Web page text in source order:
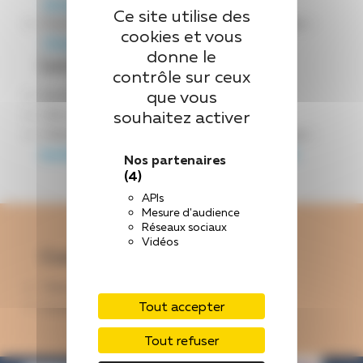
Ce site utilise des
cookies et vous
donne le
contrôle sur ceux
que vous
souhaitez activer
Nos partenaires
(4)
APIs
Mesure d'audience
Réseaux sociaux
Vidéos
Tout accepter
Tout refuser
Chantal MERIENNE – Formatrice- infirmière –
Chantal.MERIENNE@chlaval.fr
Le secrétariat
Annie DESPRES –ifas@chlaval.fr
Céline HOUDOU –ifas@chlaval.fr
Instituts.FormationContinue@chlaval.fr
Courriel : ifas@chlaval.fr